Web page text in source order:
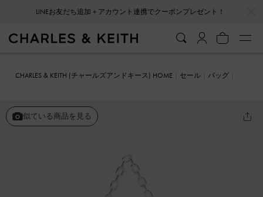
CHARLES & KEITH (チャールズアンドキース) HOME セール
バッグ
似ている商品を見る